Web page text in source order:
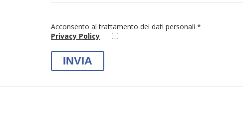
Acconsento al trattamento dei dati personali *
Privacy Policy